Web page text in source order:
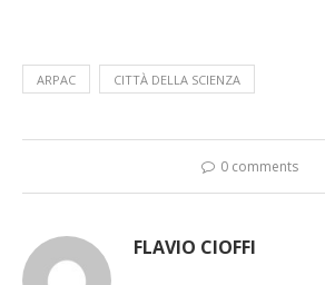
ARPAC CITTÀ DELLA SCIENZA
0 comments
FLAVIO CIOFFI